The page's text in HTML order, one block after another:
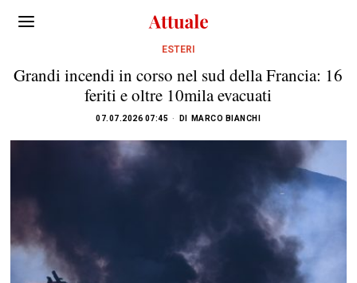
ESTERI
Grandi incendi in corso nel sud della Francia: 16
feriti e oltre 10mila evacuati
07.07.2026 07:45 DI MARCO BIANCHI